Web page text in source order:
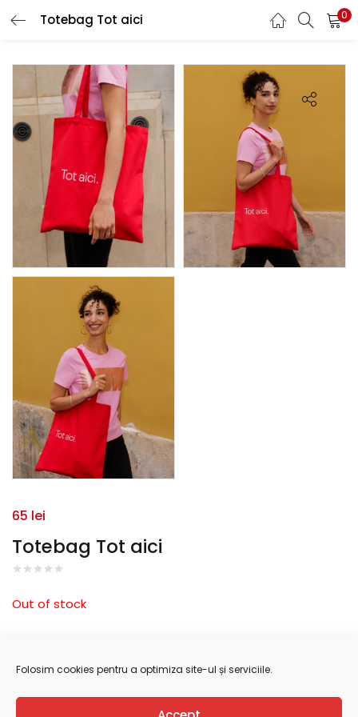
Folosim cookies pentru a optimiza site-ul și serviciile.
Totebag Tot aici 0
LOGIN REGISTER
Enter your username and password to login.
Remember me
Lost password?
Totebag Tot aici
65 lei
Out of stock
Category: TIFF Goodies